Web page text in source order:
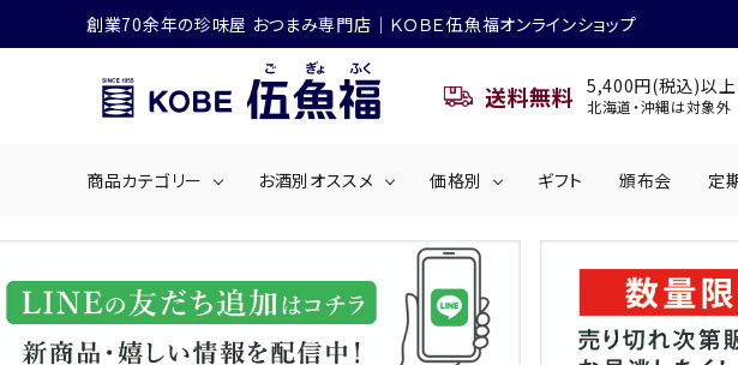
創業70余年の珍味屋 おつまみ専門店│ＫＯＢＥ伍魚福オンラインショップ
送料無料 5,400円(税込)以
北海道・沖縄は対象外
商品カテゴリー
くぎ煮 海産物
お酒別オススメ 価格別
501円～
ギフト 頒布会 定
ACCOUNT MENU